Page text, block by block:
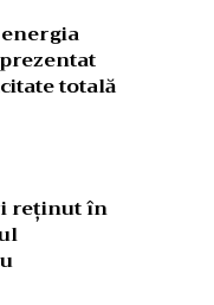
totală
reținut în